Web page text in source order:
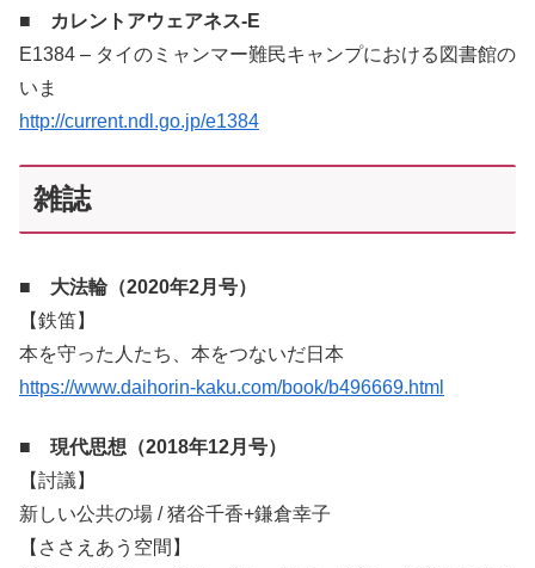
■ カレントアウェアネス-E
E1384 – タイのミャンマー難民キャンプにおける図書館の
いま
http://current.ndl.go.jp/e1384
雑誌
■ 大法輪（2020年2月号）
【鉄笛】
本を守った人たち、本をつないだ日本
https://www.daihorin-kaku.com/book/b496669.html
■ 現代思想（2018年12月号）
【討議】
新しい公共の場 / 猪谷千香+鎌倉幸子
【ささえあう空間】